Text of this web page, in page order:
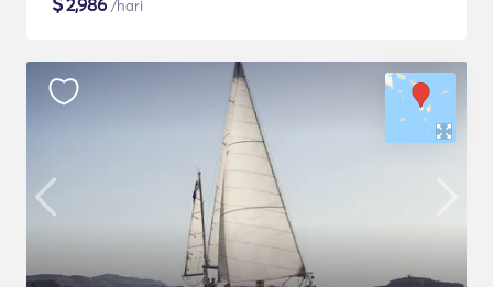
2,986 /hari